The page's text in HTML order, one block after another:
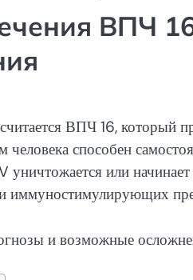
ВПЧ
ВПЧ 16, который
способен
уничтожается или
иммуностимулирующих